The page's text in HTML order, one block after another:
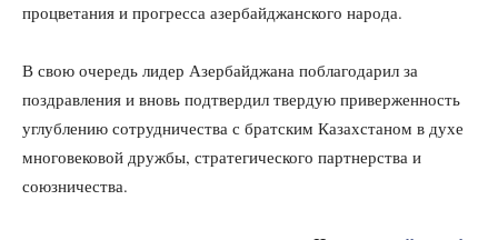
процветания и прогресса азербайджанского народа.
В свою очередь лидер Азербайджана поблагодарил за
поздравления и вновь подтвердил твердую приверженность
углублению сотрудничества с братским Казахстаном в духе
многовековой дружбы, стратегического партнерства и
союзничества.